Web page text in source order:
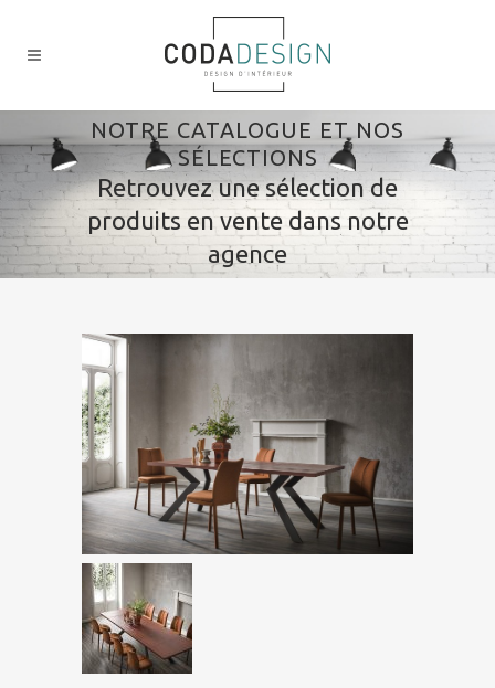
NOTRE CATALOGUE ET NOS
SÉLECTIONS
Retrouvez une sélection de
produits en vente dans notre
agence